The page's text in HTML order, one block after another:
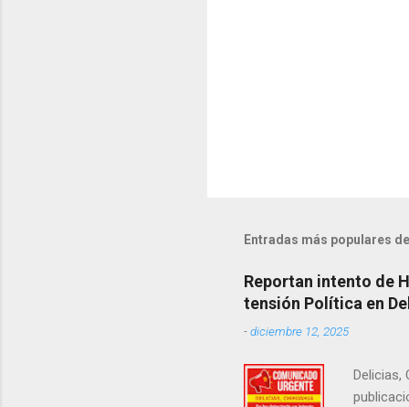
Entradas más populares
Reportan intento de
tensión Política en
-diciembre 12, 2025
Delicias,